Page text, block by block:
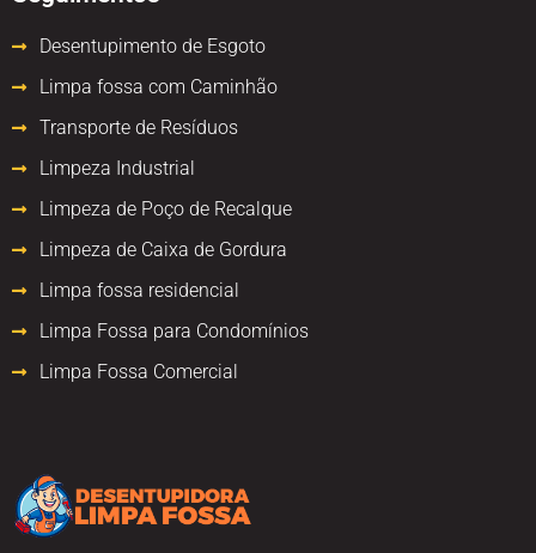
Desentupimento de Esgoto
Limpa fossa com Caminhão
Transporte de Resíduos
Limpeza Industrial
Limpeza de Poço de Recalque
Limpeza de Caixa de Gordura
Limpa fossa residencial
Limpa Fossa para Condomínios
Limpa Fossa Comercial